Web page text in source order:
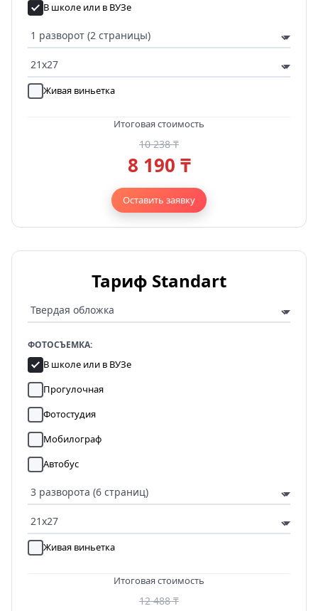
В школе или в ВУЗе
Живая виньетка
Итоговая стоимость
10 238 ₸
8 190 ₸
Оставить заявку
Тариф Standart
ФОТОСЪЕМКА:
В школе или в ВУЗе
Прогулочная
Фотостудия
Мобилограф
Автобус
Живая виньетка
Итоговая стоимость
12 488 ₸